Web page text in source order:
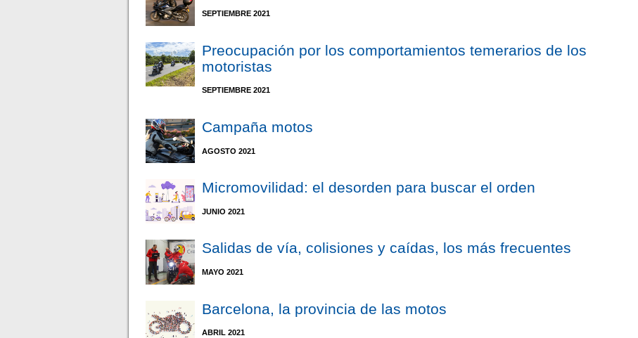
SEPTIEMBRE 2021
Preocupación por los comportamientos temerarios de los
motoristas
SEPTIEMBRE 2021
Campaña motos
AGOSTO 2021
Micromovilidad: el desorden para buscar el orden
JUNIO 2021
Salidas de vía, colisiones y caídas, los más frecuentes
MAYO 2021
Barcelona, la provincia de las motos
ABRIL 2021